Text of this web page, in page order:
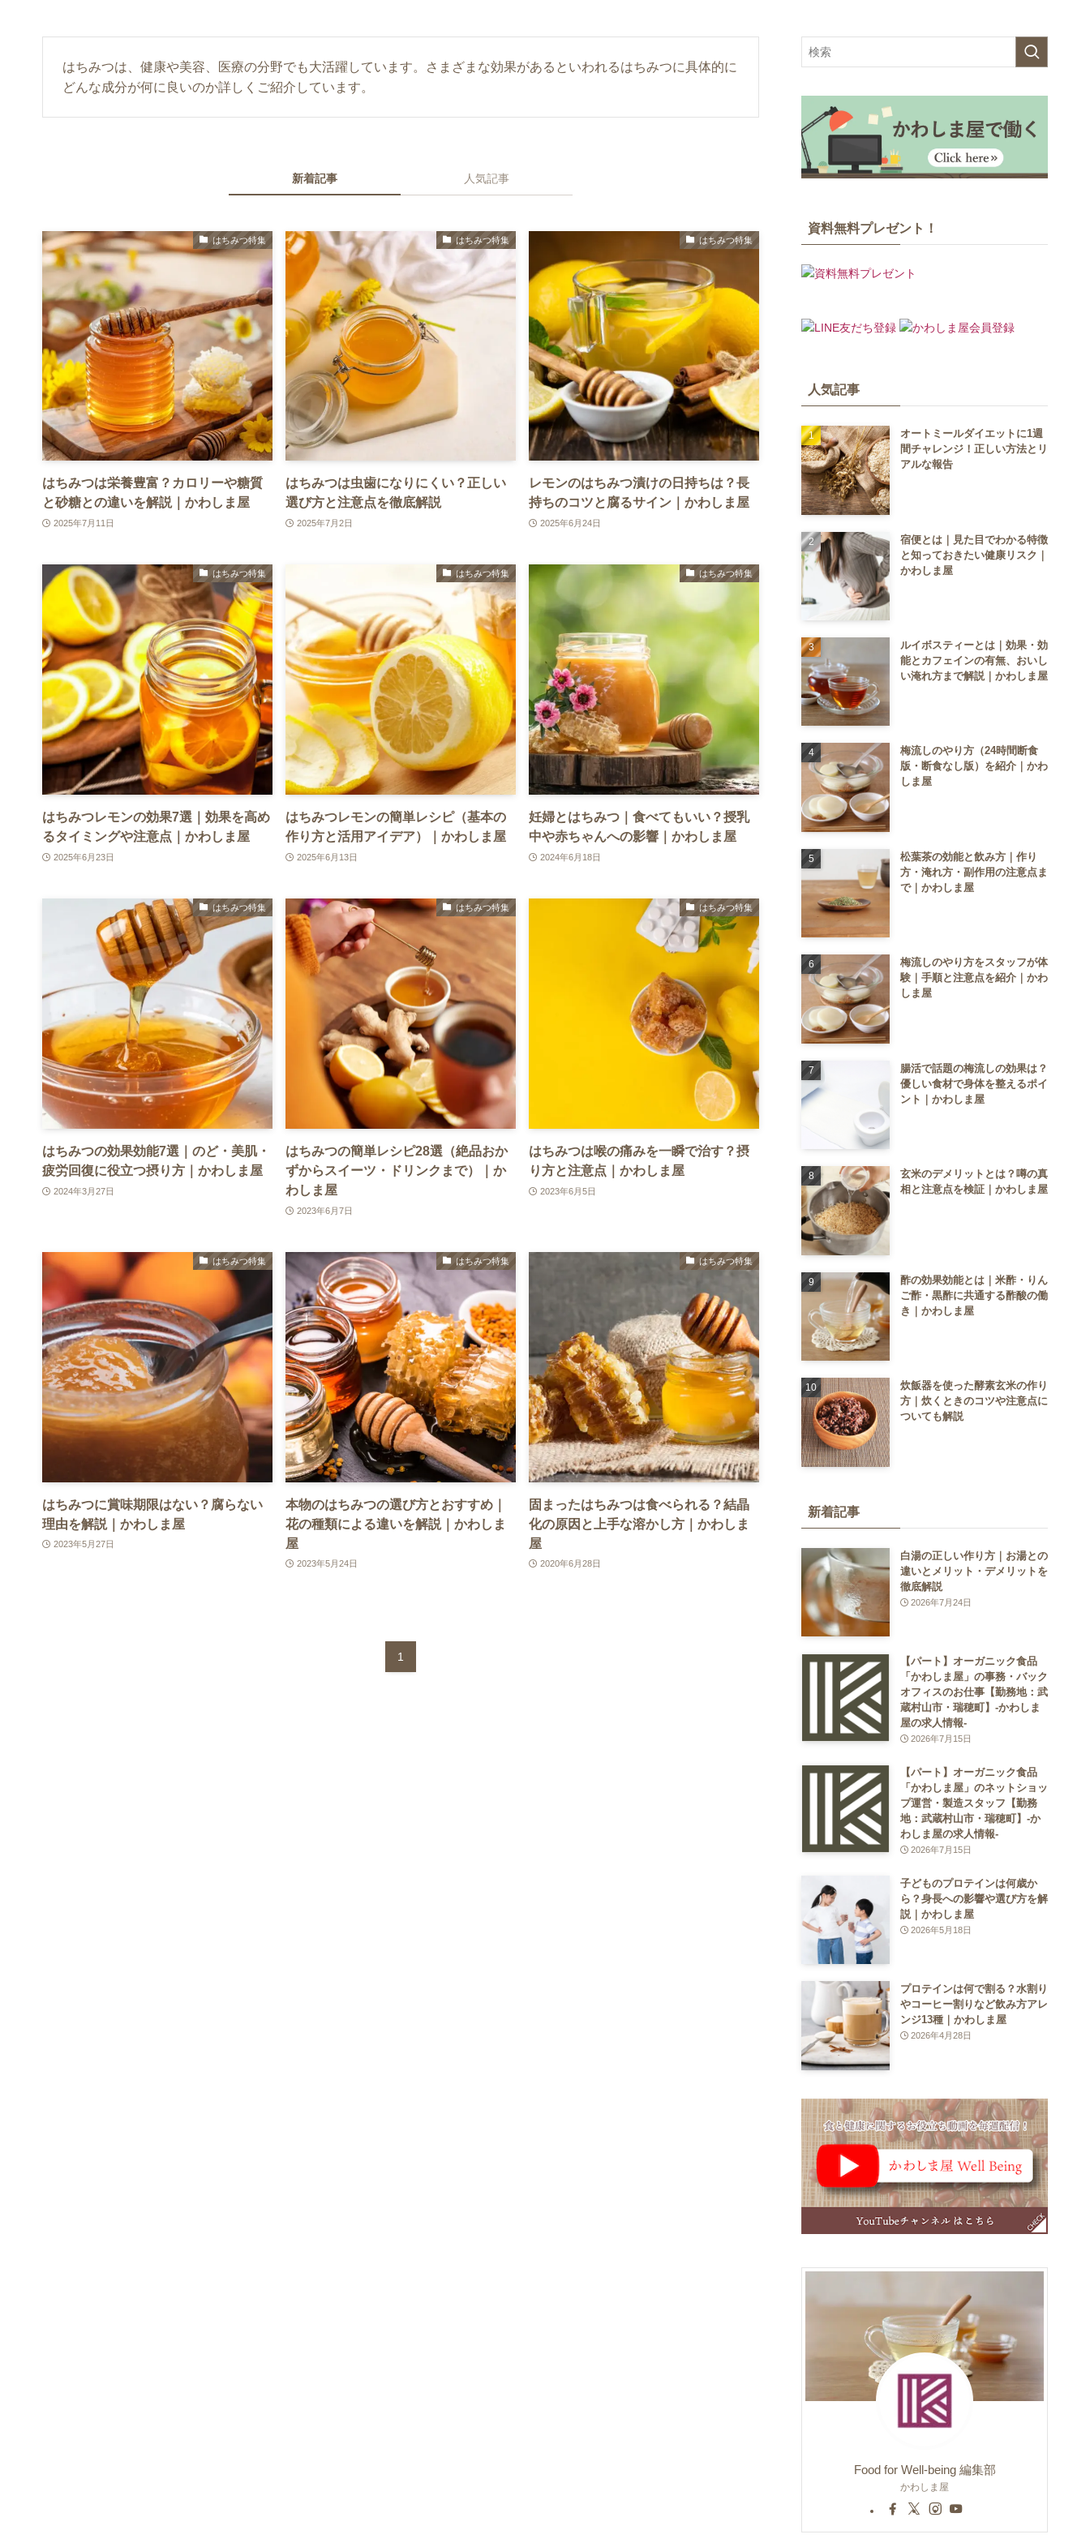
はちみつは、健康や美容、医療の分野でも大活躍しています。さまざまな効果があるといわれるはちみつに具体的に
どんな成分が何に良いのか詳しくご紹介しています。
新着記事 人気記事
はちみつ特集
はちみつは栄養豊富？カロリーや糖質
と砂糖との違いを解説｜かわしま屋
2025年7月11日
はちみつ特集
はちみつは虫歯になりにくい？正しい
選び方と注意点を徹底解説
2025年7月2日
はちみつ特集
レモンのはちみつ漬けの日持ちは？長
持ちのコツと腐るサイン｜かわしま屋
2025年6月24日
はちみつ特集
はちみつレモンの効果7選｜効果を高め
るタイミングや注意点｜かわしま屋
2025年6月23日
はちみつ特集
はちみつレモンの簡単レシピ（基本の
作り方と活用アイデア）｜かわしま屋
2025年6月13日
はちみつ特集
妊婦とはちみつ｜食べてもいい？授乳
中や赤ちゃんへの影響｜かわしま屋
2024年6月18日
はちみつ特集
はちみつの効果効能7選｜のど・美肌・
疲労回復に役立つ摂り方｜かわしま屋
2024年3月27日
はちみつ特集
はちみつの簡単レシピ28選（絶品おか
ずからスイーツ・ドリンクまで）｜か
わしま屋
2023年6月7日
はちみつ特集
はちみつは喉の痛みを一瞬で治す？摂
り方と注意点｜かわしま屋
2023年6月5日
はちみつ特集
はちみつに賞味期限はない？腐らない
理由を解説｜かわしま屋
2023年5月27日
はちみつ特集
本物のはちみつの選び方とおすすめ｜
花の種類による違いを解説｜かわしま
屋
2023年5月24日
はちみつ特集
固まったはちみつは食べられる？結晶
化の原因と上手な溶かし方｜かわしま
屋
2020年6月28日
1
資料無料プレゼント！
人気記事
オートミールダイエットに1週
間チャレンジ！正しい方法とリ
アルな報告
宿便とは｜見た目でわかる特徴
と知っておきたい健康リスク｜
かわしま屋
ルイボスティーとは｜効果・効
能とカフェインの有無、おいし
い淹れ方まで解説｜かわしま屋
梅流しのやり方（24時間断食
版・断食なし版）を紹介｜かわ
しま屋
松葉茶の効能と飲み方｜作り
方・淹れ方・副作用の注意点ま
で｜かわしま屋
梅流しのやり方をスタッフが体
験｜手順と注意点を紹介｜かわ
しま屋
腸活で話題の梅流しの効果は？
優しい食材で身体を整えるポイ
ント｜かわしま屋
玄米のデメリットとは？噂の真
相と注意点を検証｜かわしま屋
酢の効果効能とは｜米酢・りん
ご酢・黒酢に共通する酢酸の働
き｜かわしま屋
炊飯器を使った酵素玄米の作り
方｜炊くときのコツや注意点に
ついても解説
新着記事
白湯の正しい作り方｜お湯との
違いとメリット・デメリットを
徹底解説
2026年7月24日
【パート】オーガニック食品
「かわしま屋」の事務・バック
オフィスのお仕事【勤務地：武
蔵村山市・瑞穂町】-かわしま
屋の求人情報-
2026年7月15日
【パート】オーガニック食品
「かわしま屋」のネットショッ
プ運営・製造スタッフ【勤務
地：武蔵村山市・瑞穂町】-か
わしま屋の求人情報-
2026年7月15日
子どものプロテインは何歳か
ら？身長への影響や選び方を解
説｜かわしま屋
2026年5月18日
プロテインは何で割る？水割り
やコーヒー割りなど飲み方アレ
ンジ13種｜かわしま屋
2026年4月28日
Food for Well-being 編集部
かわしま屋